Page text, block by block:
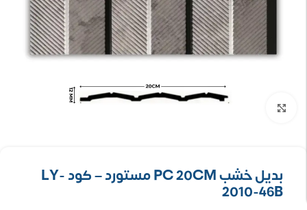
تكبير الصورة
بديل خشب PC 20CM مستورد – كود LY-
2010-46B